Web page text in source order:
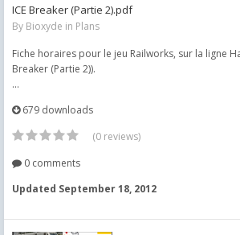
ICE Breaker (Partie 2).pdf
By Bioxyde in Plans
Fiche horaires pour le jeu Railworks, sur la ligne
Breaker (Partie 2)).
...
679 downloads
(0 reviews)
0 comments
Updated September 18, 2012